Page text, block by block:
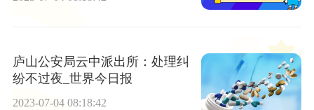
庐山公安局云中派出所：处理纠
纷不过夜_世界今日报
2023-07-04 08:18:42